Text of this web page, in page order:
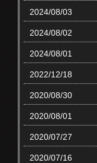
2024/08/03
2024/08/02
2024/08/01
2022/12/18
2020/08/30
2020/08/01
2020/07/27
2020/07/16